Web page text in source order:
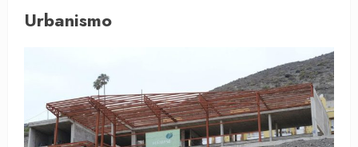
Urbanismo